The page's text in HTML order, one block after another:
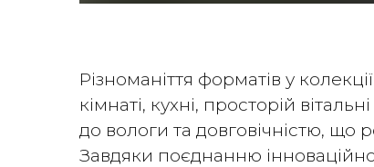
Різноманіття форматів у
кімнаті, кухні, просторій
до вологи та довговічністю,
Завдяки поєднанню